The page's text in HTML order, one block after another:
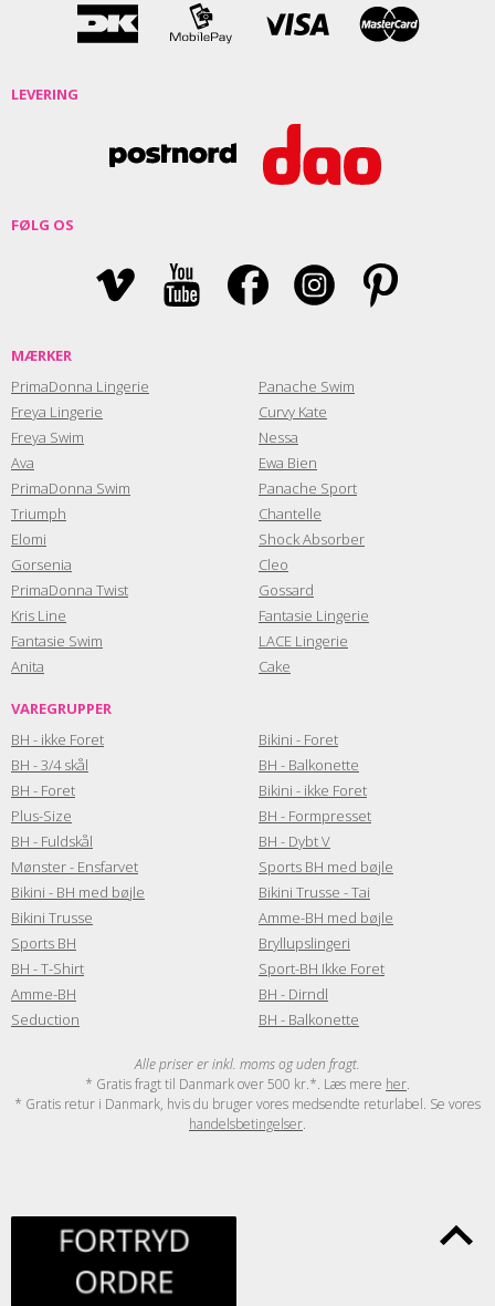
LEVERING
FØLG OS
MÆRKER
PrimaDonna Lingerie
Freya Lingerie
Freya Swim
Ava
PrimaDonna Swim
Triumph
Elomi
Gorsenia
PrimaDonna Twist
Kris Line
Fantasie Swim
Anita
Panache Swim
Curvy Kate
Nessa
Ewa Bien
Panache Sport
Chantelle
Shock Absorber
Cleo
Gossard
Fantasie Lingerie
LACE Lingerie
Cake
VAREGRUPPER
BH - ikke Foret
BH - 3/4 skål
BH - Foret
Plus-Size
BH - Fuldskål
Mønster - Ensfarvet
Bikini - BH med bøjle
Bikini Trusse
Sports BH
BH - T-Shirt
Amme-BH
Seduction
Bikini - Foret
BH - Balkonette
Bikini - ikke Foret
BH - Formpresset
BH - Dybt V
Sports BH med bøjle
Bikini Trusse - Tai
Amme-BH med bøjle
Bryllupslingeri
Sport-BH Ikke Foret
BH - Dirndl
BH - Balkonette
Alle priser er inkl. moms og uden fragt.
* Gratis fragt til Danmark over 500 kr.*. Læs mere her.
* Gratis retur i Danmark, hvis du bruger vores medsendte returlabel. Se vores
handelsbetingelser.